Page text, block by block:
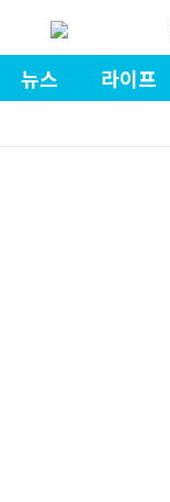
뉴스 라이프